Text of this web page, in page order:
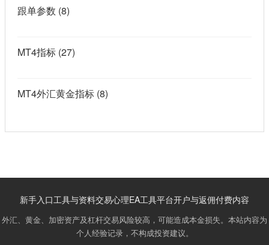
跟单参数 (8)
MT4指标 (27)
MT4外汇黄金指标 (8)
新手入口工具与资料交易心理EA工具平台开户与返佣付费内容
外汇、黄金、加密资产及杠杆交易风险较高，可能造成本金损失。本站内容为
个人经验记录，不构成投资建议。